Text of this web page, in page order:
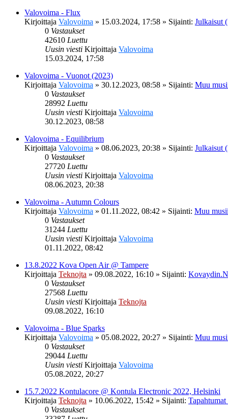
Valovoima - Flux
Kirjoittaja Valovoima » 15.03.2024, 17:58 » Sijainti: Julkaisut
0 Vastaukset
42610 Luettu
Uusin viesti Kirjoittaja Valovoima
15.03.2024, 17:58
Valovoima - Vuonot (2023)
Kirjoittaja Valovoima » 30.12.2023, 08:58 » Sijainti: Muu
0 Vastaukset
28992 Luettu
Uusin viesti Kirjoittaja Valovoima
30.12.2023, 08:58
Valovoima - Equilibrium
Kirjoittaja Valovoima » 08.06.2023, 20:38 » Sijainti: Julkaisut
0 Vastaukset
27720 Luettu
Uusin viesti Kirjoittaja Valovoima
08.06.2023, 20:38
Valovoima - Autumn Colours
Kirjoittaja Valovoima » 01.11.2022, 08:42 » Sijainti: Muu
0 Vastaukset
31244 Luettu
Uusin viesti Kirjoittaja Valovoima
01.11.2022, 08:42
13.8.2022 Kova Open Air @ Tampere
Kirjoittaja Teknojta » 09.08.2022, 16:10 » Sijainti:
0 Vastaukset
27568 Luettu
Uusin viesti Kirjoittaja Teknojta
09.08.2022, 16:10
Valovoima - Blue Sparks
Kirjoittaja Valovoima » 05.08.2022, 20:27 » Sijainti: Muu
0 Vastaukset
29044 Luettu
Uusin viesti Kirjoittaja Valovoima
05.08.2022, 20:27
15.7.2022 Kontulacore @ Kontula Electronic 2022, Helsinki
Kirjoittaja Teknojta » 10.06.2022, 15:42 » Sijainti: Tapahtumat
0 Vastaukset